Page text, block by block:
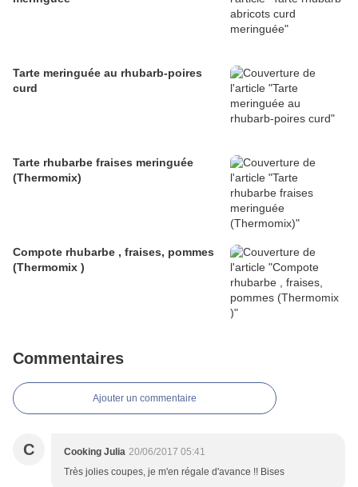
Tarte meringuée au rhubarb-poires
curd
Tarte rhubarbe fraises meringuée
(Thermomix)
Compote rhubarbe , fraises, pommes
(Thermomix )
Commentaires
Ajouter un commentaire
C Cooking Julia 20/06/2017 05:41
Très jolies coupes, je m'en régale d'avance !! Bises